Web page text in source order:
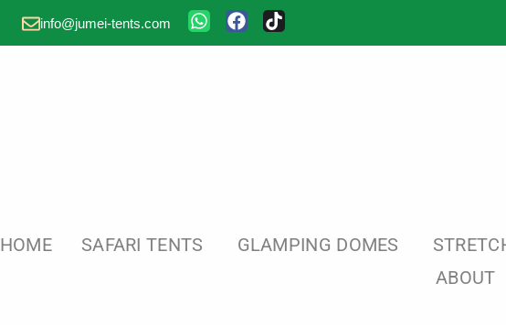
info@jumei-tents.com
HOME SAFARI TENTS GLAMPING DOMES
ABOUT